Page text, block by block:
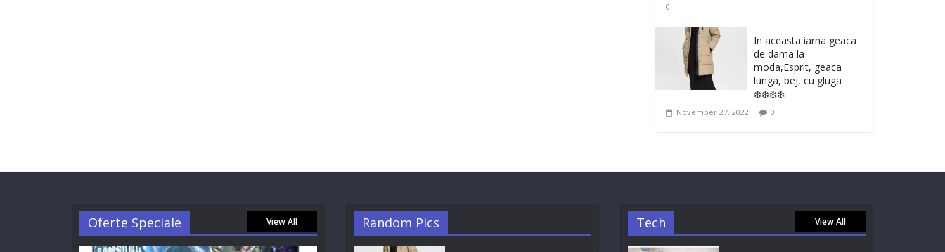
0
In aceasta iarna geaca
de dama la
moda,Esprit, geaca
lunga, bej, cu gluga
❄️❄️❄️❄️
November 27, 2022 0
Oferte Speciale View All Random Pics Tech View All